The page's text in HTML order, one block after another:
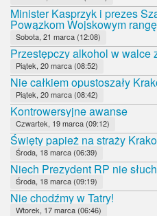
Minister Kasprzyk i prezes
Powązkom Wojskowym
Sobota, 21 marca (12:08)
Przestępczy alkohol w walce
Piątek, 20 marca (08:52)
Nie całkiem opustoszały
Piątek, 20 marca (08:42)
Kontrowersyjne awanse
Czwartek, 19 marca (09:12)
Święty papież na straży
Środa, 18 marca (06:39)
Niech Prezydent RP nie
Środa, 18 marca (09:19)
Nie chodźmy w Tatry!
Wtorek, 17 marca (06:46)